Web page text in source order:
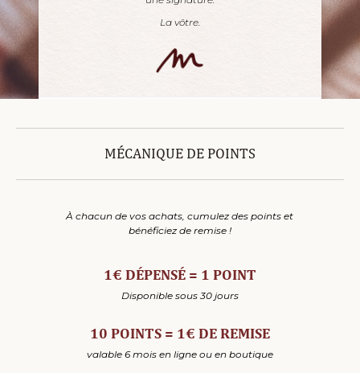
La vôtre.
MÉCANIQUE DE POINTS
À chacun de vos achats, cumulez des points et
bénéficiez de remise !
1€ DÉPENSÉ = 1 POINT
Disponible sous 30 jours
10 POINTS = 1€ DE REMISE
valable 6 mois en ligne ou en boutique